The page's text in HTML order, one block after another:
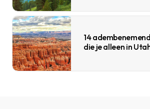
14
die je alleen in